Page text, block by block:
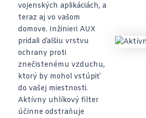
vojenských aplikáciách, a
teraz aj vo vašom
domove. Inžinieri AUX
pridali ďalšiu vrstvu
ochrany proti
znečistenému vzduchu,
ktorý by mohol vstúpiť
do vašej miestnosti.
Aktívny uhlíkový filter
účinne odstraňuje